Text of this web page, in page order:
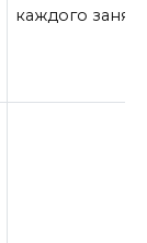
каждого